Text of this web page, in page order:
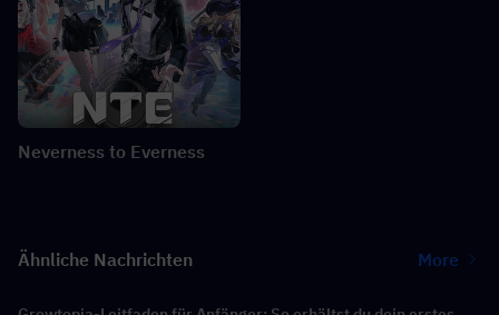
Neverness to Everness
Ähnliche Nachrichten More